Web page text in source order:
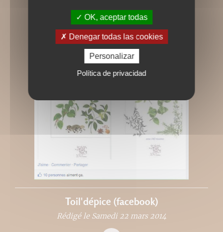
Toil'dépice (facebook)
Rédigé le Samedi 22 mars 2014
OK, aceptar todas
Denegar todas las cookies
Personalizar
Política de privacidad